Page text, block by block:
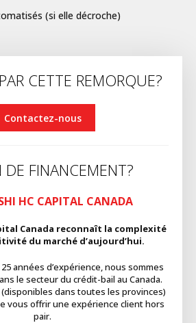
(si elle décroche)
CETTE REMORQUE?
Contactez-nous
DE FINANCEMENT?
HC CAPITAL CANADA
Canada reconnaît la complexité
du marché d’aujourd’hui.
années d’expérience, nous sommes
le secteur du crédit-bail au Canada.
dans toutes les provinces)
vous offrir une expérience client hors
pair.